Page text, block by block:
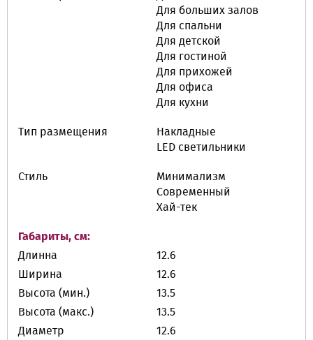
Для больших залов
Для спальни
Для детской
Для гостиной
Для прихожей
Для офиса
Для кухни
Тип размещения
Накладные
LED cветильники
Стиль
Минимализм
Современный
Хай-тек
Габариты, см:
Длинна
12.6
Ширина
12.6
Высота (мин.)
13.5
Высота (макс.)
13.5
Диаметр
12.6